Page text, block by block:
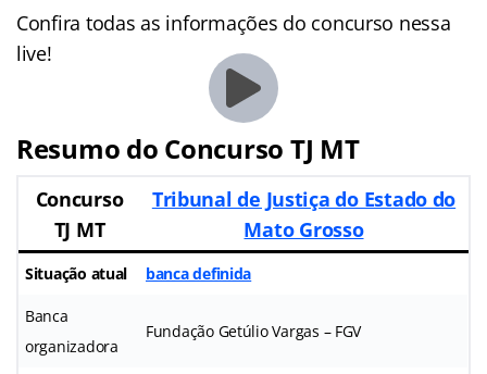
Confira todas as informações do concurso nessa
live!
Resumo do Concurso TJ MT
Concurso
TJ MT
Tribunal de Justiça do Estado do
Mato Grosso
Situação atual banca definida
Banca
organizadora
Fundação Getúlio Vargas – FGV